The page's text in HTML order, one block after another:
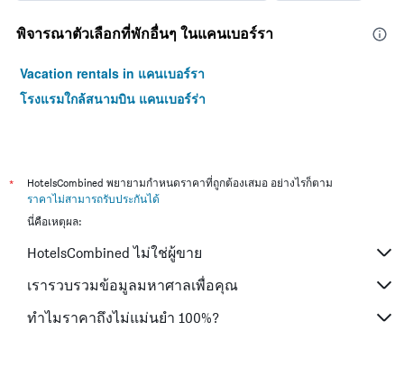
พิจารณาตัวเลือกที่พักอื่นๆ ในแคนเบอร์รา
Vacation rentals in แคนเบอร์รา
โรงแรมใกล้สนามบิน แคนเบอร์ร่า
*
HotelsCombined พยายามกำหนดราคาที่ถูกต้องเสมอ อย่างไรก็ตาม
ราคาไม่สามารถรับประกันได้
นี่คือเหตุผล:
HotelsCombined ไม่ใช่ผู้ขาย
เรารวบรวมข้อมูลมหาศาลเพื่อคุณ
ทำไมราคาถึงไม่แม่นยำ 100%?